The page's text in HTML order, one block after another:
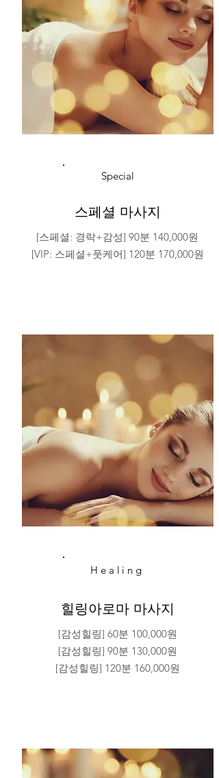
Special
​스페셜 마사지
[스페셜: 경락+감성] 90분 140,000원
[VIP: 스페셜+풋케어] 120분 170,000원
Healing
힐링아로마 마사지
[감성힐링] 60분 100,000원
[감성힐링] 90분 130,000원
[감성힐링] 120분 160,000원